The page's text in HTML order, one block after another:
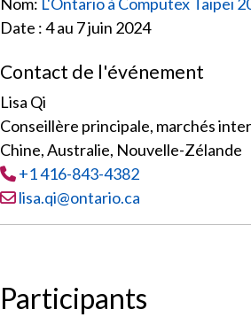
Date : 4 au 7 juin 2024
Contact de l'événement
Lisa Qi
Conseillère principale, marchés
Chine, Australie, Nouvelle-Zélande
Tél:
+1 416-843-4382
Courriel :
lisa.qi@ontario.ca
Participants